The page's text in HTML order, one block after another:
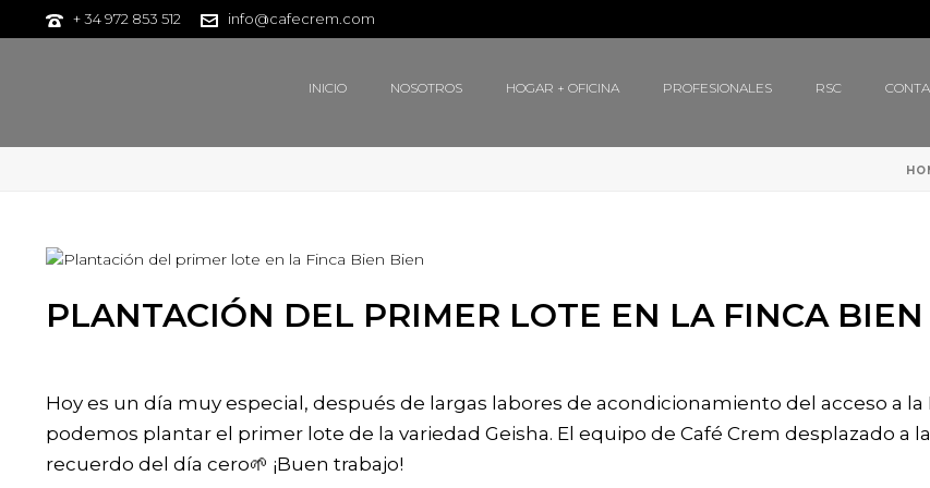
+ 34 972 853 512 info@cafecrem.com
INICIO NOSOTROS HOGAR + OFICINA PROFESIONALES RSC
PLANTACIÓN DEL PRIMER LOTE EN LA FINCA
Hoy es un día muy especial, después de largas labores de acondicionamiento del acceso a la
podemos plantar el primer lote de la variedad Geisha. El equipo de Café Crem desplazado a
recuerdo del día cero🌱 ¡Buen trabajo!